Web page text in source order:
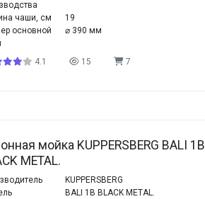
чаши, см
19
основной
⌀ 390 мм
4.1 15 7
мойка KUPPERSBERG BALI 1B
METAL.
KUPPERSBERG
BALI 1B BLACK METAL.